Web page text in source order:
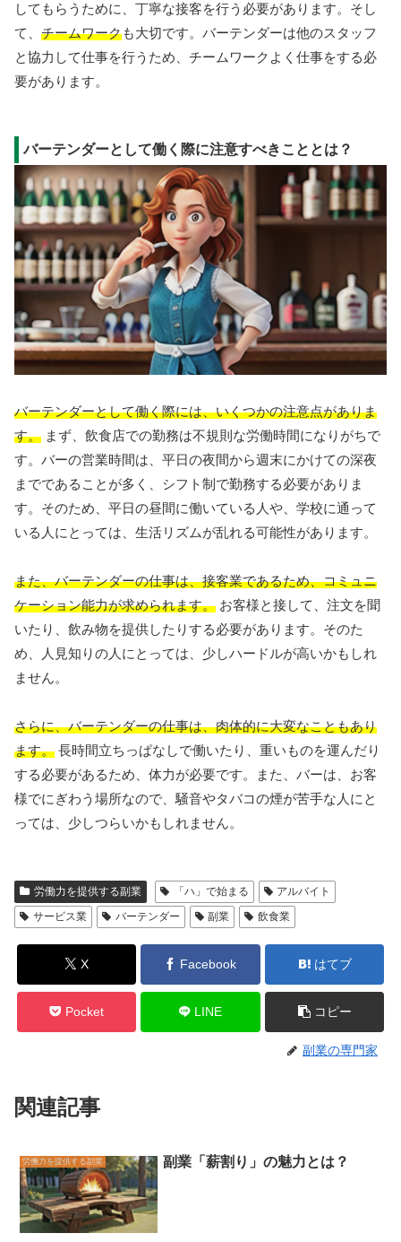
してもらうために、丁寧な接客を行う必要があります。そし
て、 チームワークも大切です。バーテンダーは他のスタッフ
と協力して仕事を行うため、チームワークよく仕事をする必
要があります。
バーテンダーとして働く際に注意すべきこととは？
バーテンダーとして働く際には、いくつかの注意点がありま
す。 まず、飲食店での勤務は不規則な労働時間になりがちで
す。バーの営業時間は、平日の夜間から週末にかけての深夜
までであることが多く、シフト制で勤務する必要がありま
す。そのため、平日の昼間に働いている人や、学校に通って
いる人にとっては、生活リズムが乱れる可能性があります。
また、バーテンダーの仕事は、接客業であるため、コミュニ
ケーション能力が求められます。 お客様と接して、注文を聞
いたり、飲み物を提供したりする必要があります。そのた
め、人見知りの人にとっては、少しハードルが高いかもしれ
ません。
さらに、バーテンダーの仕事は、肉体的に大変なこともあり
ます。 長時間立ちっぱなしで働いたり、重いものを運んだり
する必要があるため、体力が必要です。また、バーは、お客
様でにぎわう場所なので、騒音やタバコの煙が苦手な人にと
っては、少しつらいかもしれません。
労働力を提供する副業 「ハ」で始まる
アルバイト
サービス業
バーテンダー 副業 飲食業
X Facebook はてブ
Pocket LINE コピー
副業の専門家
関連記事
労働力を提供する副業 副業「薪割り」の魅力とは？